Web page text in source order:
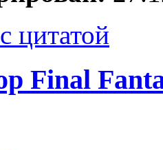
цитатой
Final